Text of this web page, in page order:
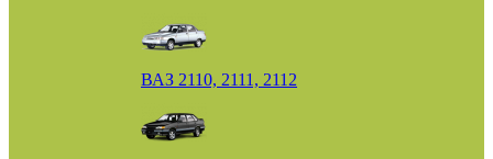
ВАЗ 2110, 2111, 2112